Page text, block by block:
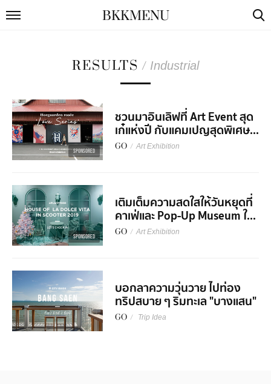
BKKMENU
RESULTS / Industrial
SPONSORED
ชวนมาอินเลิฟที่ Art Event สุด
เก๋แห่งปี กับแคมเปญสุดพิเศษ...
GO / Art Exhibition
SPONSORED
เติมเต็มความสดใสให้วันหยุดที่
คาเฟ่และ Pop-Up Museum ใ...
GO / Art Exhibition
บอกลาความวุ่นวาย ไปท่อง
ทริปสบาย ๆ ริมทะเล "บางแสน"
GO / Trip Idea